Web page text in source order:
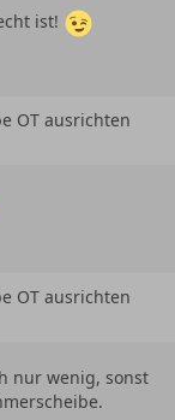
ist!
OT ausrichten
OT ausrichten
nur wenig, sonst